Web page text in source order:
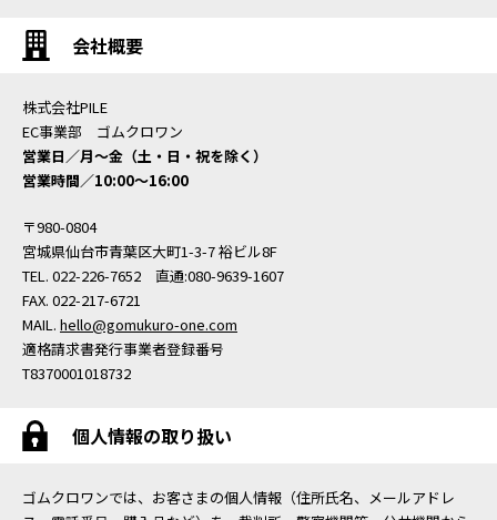
会社概要
株式会社PILE
EC事業部 ゴムクロワン
営業日／月〜金（土・日・祝を除く）
営業時間／10:00〜16:00
〒980-0804
宮城県仙台市青葉区大町1-3-7 裕ビル8F
TEL. 022-226-7652 直通:080-9639-1607
FAX. 022-217-6721
MAIL. hello@gomukuro-one.com
適格請求書発行事業者登録番号
T8370001018732
個人情報の取り扱い
ゴムクロワンでは、お客さまの個人情報（住所氏名、メールアドレ